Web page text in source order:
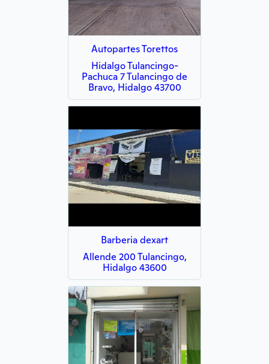
Autopartes Torettos
Hidalgo Tulancingo-
Pachuca 7 Tulancingo de
Bravo, Hidalgo 43700
Barberia dexart
Allende 200 Tulancingo,
Hidalgo 43600